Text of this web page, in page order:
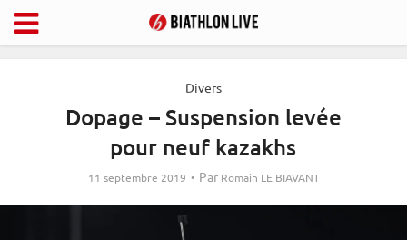
Divers
Dopage – Suspension levée
pour neuf kazakhs
11 septembre 2019 Par Romain LE BIAVANT